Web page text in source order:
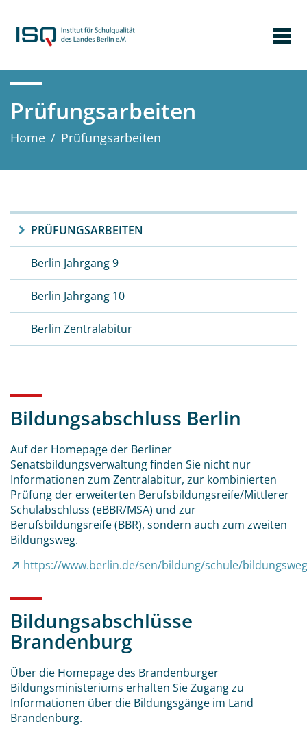
Prüfungs­arbeiten
Home / Prüfungs­arbeiten
PRÜFUNGS­ARBEITEN
Berlin Jahrgang 9
Berlin Jahrgang 10
Berlin Zentralabitur
Bildungsabschluss Berlin
Auf der Homepage der Berliner
Senatsbildungsverwaltung finden Sie nicht nur
Informationen zum Zentralabitur, zur kombinierten
Prüfung der erweiterten Berufsbildungsreife/Mittlerer
Schulabschluss (eBBR/MSA) und zur
Berufsbildungsreife (BBR), sondern auch zum zweiten
Bildungsweg.
https://www.berlin.de/sen/bildung/schule/
Bildungsabschlüsse
Brandenburg
Über die Homepage des Brandenburger
Bildungsministeriums erhalten Sie Zugang zu
Informationen über die Bildungsgänge im Land
Brandenburg.